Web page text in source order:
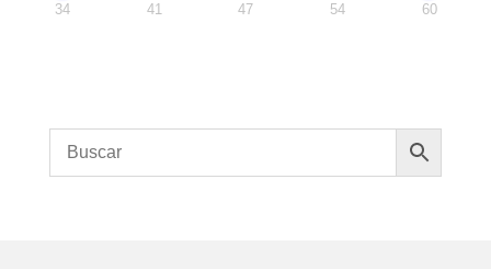
34 41 47 54 60